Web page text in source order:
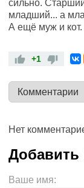
сильно.
младший... а
А ещё муж и
+1
Нет
Ваше имя: